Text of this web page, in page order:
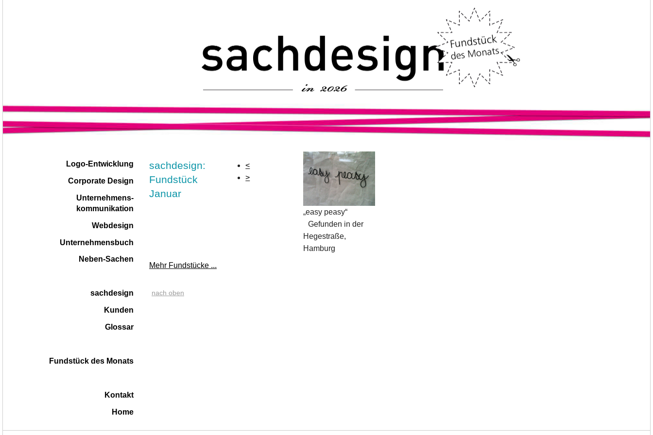
sachdesign:
Fundstück
Januar
<
>
„easy peasy“
Gefunden in der
Hegestraße,
Hamburg
Mehr Fundstücke ...
nach oben
Navigation
Logo-Entwicklung
Corporate Design
Unternehmens-
kommunikation
Webdesign
Unternehmensbuch
Neben-Sachen
sachdesign
Kunden
Glossar
Fundstück des Monats
Kontakt
Home